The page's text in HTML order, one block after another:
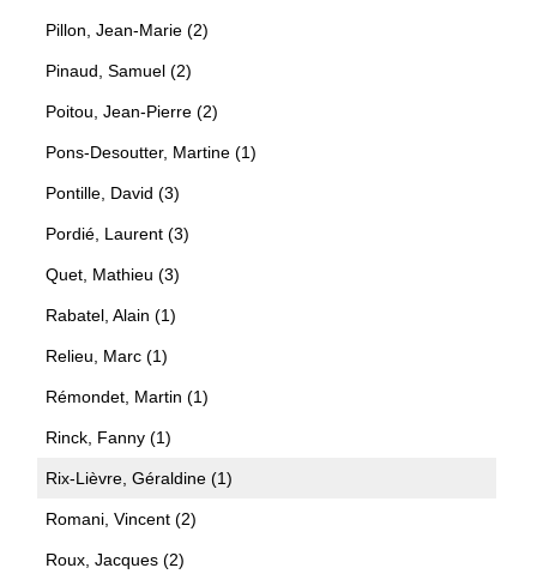
Pillon, Jean-Marie (2)
Pinaud, Samuel (2)
Poitou, Jean-Pierre (2)
Pons-Desoutter, Martine (1)
Pontille, David (3)
Pordié, Laurent (3)
Quet, Mathieu (3)
Rabatel, Alain (1)
Relieu, Marc (1)
Rémondet, Martin (1)
Rinck, Fanny (1)
Rix-Lièvre, Géraldine (1)
Romani, Vincent (2)
Roux, Jacques (2)